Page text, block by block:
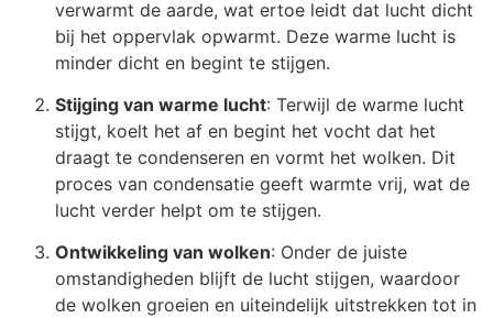
verwarmt de aarde, wat ertoe leidt dat lucht dicht
bij het oppervlak opwarmt. Deze warme lucht is
minder dicht en begint te stijgen.
Stijging van warme lucht: Terwijl de warme lucht
stijgt, koelt het af en begint het vocht dat het
draagt ​​te condenseren en vormt het wolken. Dit
proces van condensatie geeft warmte vrij, wat de
lucht verder helpt om te stijgen.
Ontwikkeling van wolken: Onder de juiste
omstandigheden blijft de lucht stijgen, waardoor
de wolken groeien en uiteindelijk uitstrekken tot in